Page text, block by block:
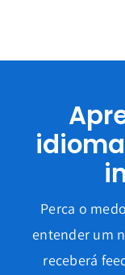
Perca o
entender um
receberá
Qual é a